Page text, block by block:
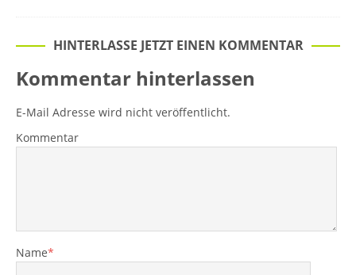
HINTERLASSE JETZT EINEN KOMMENTAR
Kommentar hinterlassen
E-Mail Adresse wird nicht veröffentlicht.
Kommentar
Name*